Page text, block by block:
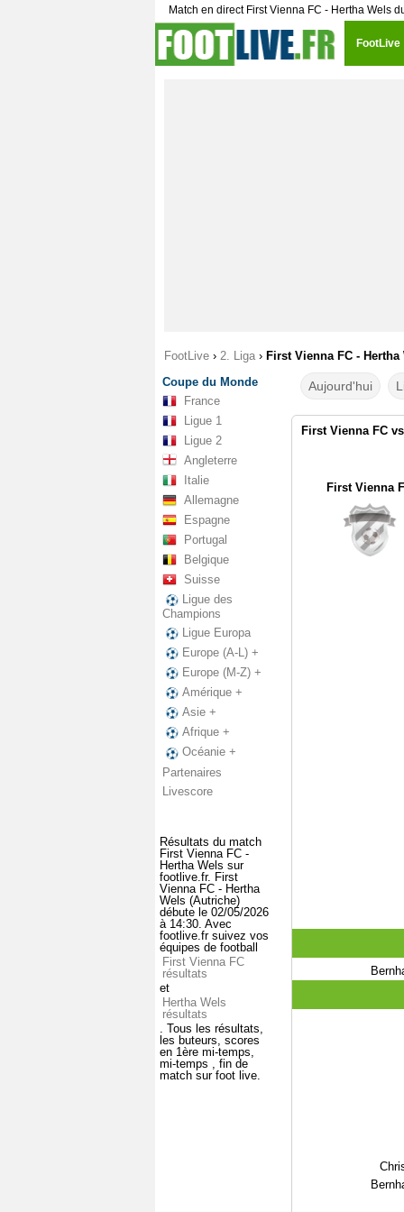
Match en direct First Vienna FC - Hertha Wels
FootLive
FootLive › 2. Liga › First Vienna FC -
Coupe du Monde
France
Ligue 1
Ligue 2
Angleterre
Italie
Allemagne
Espagne
Portugal
Belgique
Suisse
Ligue des
Champions
Ligue Europa
Europe (A-L) +
Europe (M-Z) +
Amérique +
Asie +
Afrique +
Océanie +
Partenaires
Livescore
Résultats du match
First Vienna FC -
Hertha Wels sur
footlive.fr. First
Vienna FC - Hertha
Wels (Autriche)
débute le 02/05/2026
à 14:30. Avec
footlive.fr suivez vos
équipes de football
First Vienna FC
résultats
et
Hertha Wels
résultats
. Tous les résultats,
les buteurs, scores
en 1ère mi-temps,
mi-temps , fin de
match sur foot live.
Aujourd'hui
First Vienna FC
First Vienna